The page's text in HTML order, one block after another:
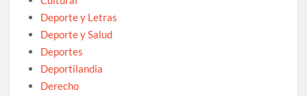
Deporte y Letras
Deporte y Salud
Deportes
Deportilandia
Derecho